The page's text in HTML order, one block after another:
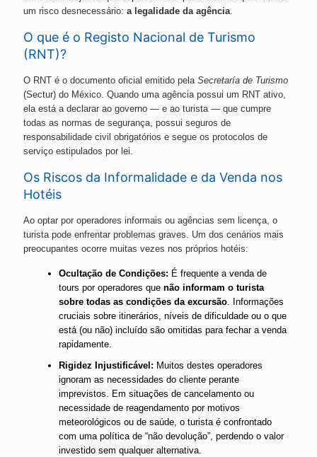
um risco desnecessário: a legalidade da agência.
O que é o Registo Nacional de Turismo
(RNT)?
O RNT é o documento oficial emitido pela Secretaría de Turismo
(Sectur) do México. Quando uma agência possui um RNT ativo,
ela está a declarar ao governo — e ao turista — que cumpre
todas as normas de segurança, possui seguros de
responsabilidade civil obrigatórios e segue os protocolos de
serviço estipulados por lei.
Os Riscos da Informalidade e da Venda nos
Hotéis
Ao optar por operadores informais ou agências sem licença, o
turista pode enfrentar problemas graves. Um dos cenários mais
preocupantes ocorre muitas vezes nos próprios hotéis:
Ocultação de Condições: É frequente a venda de
tours por operadores que não informam o turista
sobre todas as condições da excursão. Informações
cruciais sobre itinerários, níveis de dificuldade ou o que
está (ou não) incluído são omitidas para fechar a venda
rapidamente.
Rigidez Injustificável: Muitos destes operadores
ignoram as necessidades do cliente perante
imprevistos. Em situações de cancelamento ou
necessidade de reagendamento por motivos
meteorológicos ou de saúde, o turista é confrontado
com uma política de “não devolução”, perdendo o valor
investido sem qualquer alternativa.